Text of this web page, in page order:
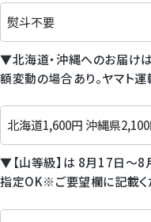
▼北海道・沖縄へのお届け
額変動の場合あり。ヤマト運
▼【山等級】は 8月17日～
指定OK※ご要望欄に記載く